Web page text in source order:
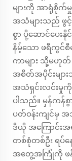
များကို အာရုံစိုက်
အသံများသည် ဖွင့်
စွာ ပို့ဆောင်ပေး
နိမ့်သော ဖရီကွင်စီ
ကာများ သို့မဟု
အစိတ်အပိုင်းမျာ
အသံရှင်းလင်း
ပါသည်။ မှန်ကန်
ပတ်ဝန်းကျင်မှ
ဒီယို အကြောင်းအ
တစ်စုံတစ်ဦး ရပ်န
အတွေ့အကြုံကို ဖန်